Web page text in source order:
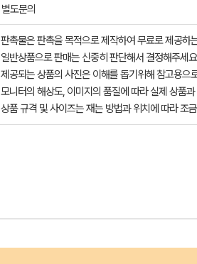
별도문의
판촉물은 판촉을 목적으로 제작하여 무료로 제공하
일반상품으로 판매는 신중히 판단해서 결정해주세
제공되는 상품의 사진은 이해를 돕기위해 참고용으
모니터의 해상도, 이미지의 품질에 따라 실제 상품
상품 규격 및 사이즈는 재는 방법과 위치에 따라 조